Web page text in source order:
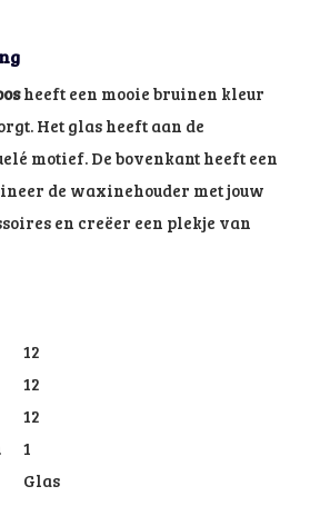
heeft een mooie bruinen kleur
Het glas heeft aan de
motief. De bovenkant heeft een
de waxinehouder met jouw
en creëer een plekje van
12
12
12
1
Glas